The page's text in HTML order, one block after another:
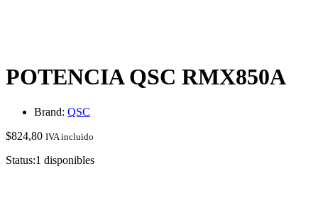
POTENCIA QSC RMX850A
Brand: QSC
$824,80 IVA incluido
Status:1 disponibles